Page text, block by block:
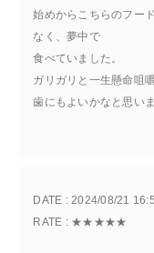
始めからこちらのフー
なく、夢中で
食べていました。
ガリガリと一生懸命咀嚼
歯にもよいかなと思いま
DATE : 2024/08/21
RATE : ★★★★★